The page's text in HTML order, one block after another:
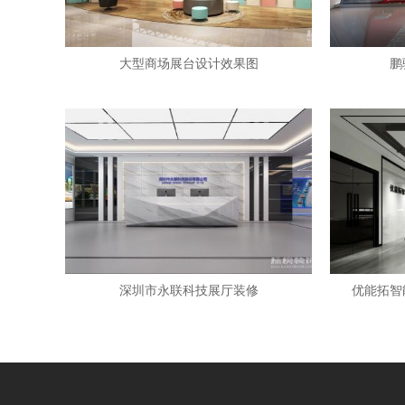
大型商场展台设计效果图
深圳市永联科技展厅装修 优能拓